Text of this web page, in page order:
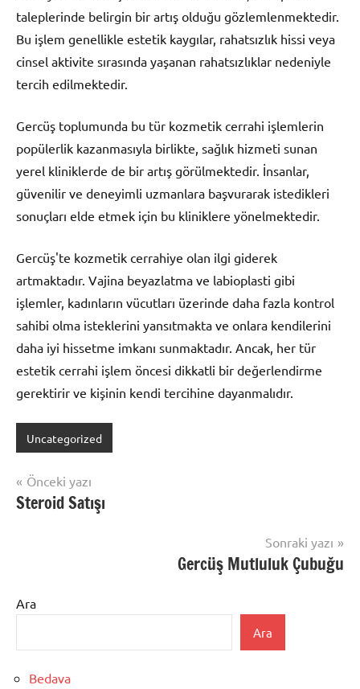
taleplerinde belirgin bir artış olduğu gözlemlenmektedir.
Bu işlem genellikle estetik kaygılar, rahatsızlık hissi veya
cinsel aktivite sırasında yaşanan rahatsızlıklar nedeniyle
tercih edilmektedir.
Gercüş toplumunda bu tür kozmetik cerrahi işlemlerin
popülerlik kazanmasıyla birlikte, sağlık hizmeti sunan
yerel kliniklerde de bir artış görülmektedir. İnsanlar,
güvenilir ve deneyimli uzmanlara başvurarak istedikleri
sonuçları elde etmek için bu kliniklere yönelmektedir.
Gercüş'te kozmetik cerrahiye olan ilgi giderek
artmaktadır. Vajina beyazlatma ve labioplasti gibi
işlemler, kadınların vücutları üzerinde daha fazla kontrol
sahibi olma isteklerini yansıtmakta ve onlara kendilerini
daha iyi hissetme imkanı sunmaktadır. Ancak, her tür
estetik cerrahi işlem öncesi dikkatli bir değerlendirme
gerektirir ve kişinin kendi tercihine dayanmalıdır.
Uncategorized
Yazı
gezinmesi
Önceki yazı
Steroid Satışı
Sonraki yazı
Gercüş Mutluluk Çubuğu
Ara
Ara
Bedava